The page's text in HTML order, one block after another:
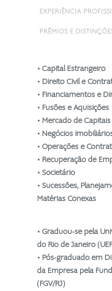
EXPERIÊNCIA
PRÊMIOS E
• Capital Estrangeiro
• Direito Civil e
• Financiamentos e
• Fusões e Aquisições
• Mercado de Capitais
• Negócios
• Operações e
• Recuperação de
• Societário
• Sucessões,
Matérias Conexas
• Graduou-se pela
do Rio de Janeiro
• Pós-graduado em
da Empresa pela
(FGV/RJ)